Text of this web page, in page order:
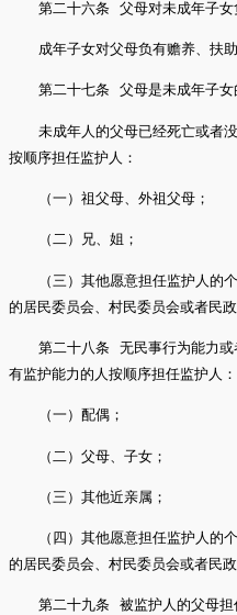
第二十六条 父母对未成年子女
成年子女对父母负有赡养、扶
第二十七条 父母是未成年子女
未成年人的父母已经死亡或者
按顺序担任监护人：
（一）祖父母、外祖父母；
（二）兄、姐；
（三）其他愿意担任监护人的
的居民委员会、村民委员会或者民政
第二十八条 无民事行为能力或
有监护能力的人按顺序担任监护人：
（一）配偶；
（二）父母、子女；
（三）其他近亲属；
（四）其他愿意担任监护人的
的居民委员会、村民委员会或者民政
第二十九条 被监护人的父母